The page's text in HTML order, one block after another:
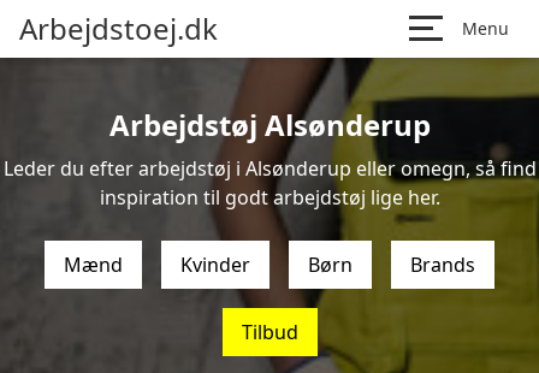
Arbejdstoej.dk Menu
Arbejdstøj Alsønderup
Leder du efter arbejdstøj i Alsønderup eller omegn, så find
inspiration til godt arbejdstøj lige her.
Mænd Kvinder Børn Brands
Tilbud